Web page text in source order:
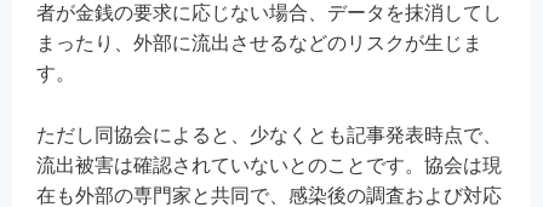
者が金銭の要求に応じない場合、データを抹消してし
まったり、外部に流出させるなどのリスクが生じま
す。
ただし同協会によると、少なくとも記事発表時点で、
流出被害は確認されていないとのことです。協会は現
在も外部の専門家と共同で、感染後の調査および対応